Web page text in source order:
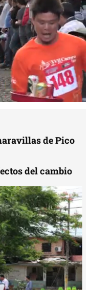
de Pico
del cambio